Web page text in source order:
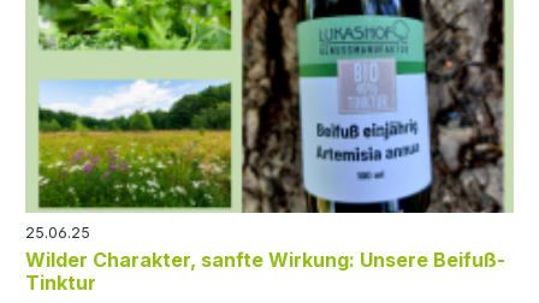
25.06.25
Wilder Charakter, sanfte Wirkung: Unsere Beifuß-
Tinktur